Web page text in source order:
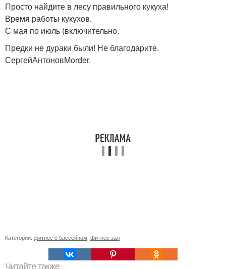
Просто найдите в лесу правильного кукуха!
Время работы кукухов.
С мая по июль (включительно.
Предки не дураки были! Не благодарите.
СергейАнтоновMorder.
Категории: фитнес с бассейном фитнес зал
Читайте также